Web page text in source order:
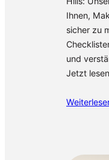
Ihnen,
sicher zu
und
Jetzt